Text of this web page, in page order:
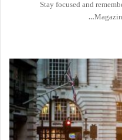
Stay focused and